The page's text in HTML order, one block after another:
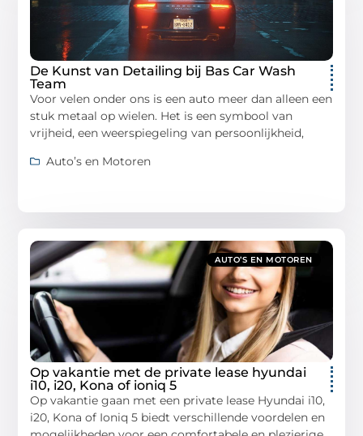
De Kunst van Detailing bij Bas Car Wash
Team
Voor velen onder ons is een auto meer dan alleen een
stuk metaal op wielen. Het is een symbool van
vrijheid, een weerspiegeling van persoonlijkheid,
Auto’s en Motoren
AUTO’S EN MOTOREN
Op vakantie met de private lease hyundai
i10, i20, Kona of ioniq 5
Op vakantie gaan met een private lease Hyundai i10,
i20, Kona of Ioniq 5 biedt verschillende voordelen en